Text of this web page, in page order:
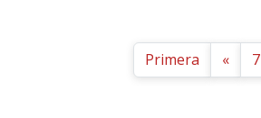
Primera « 7